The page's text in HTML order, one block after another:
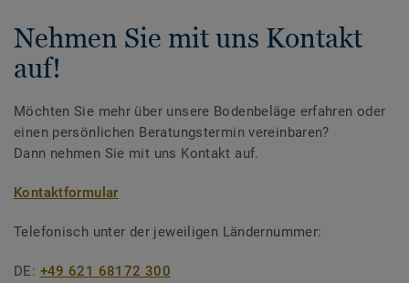
Nehmen Sie mit uns Kontakt
auf!
Möchten Sie mehr über unsere Bodenbeläge erfahren oder
einen persönlichen Beratungstermin vereinbaren?
Dann nehmen Sie mit uns Kontakt auf.
Kontaktformular
Telefonisch unter der jeweiligen Ländernummer:
DE: +49 621 68172 300